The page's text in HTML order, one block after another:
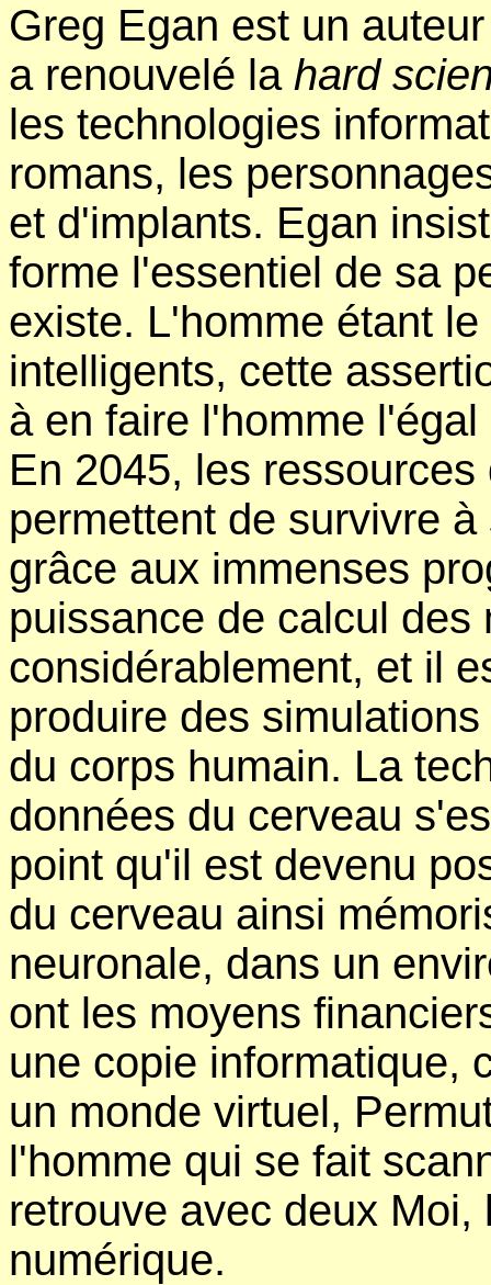
Greg Egan est un
a renouvelé la hard
les technologies
romans, les
et d'implants. Egan
forme l'essentiel de sa
existe. L'homme étant
intelligents, cette
à en faire l'homme
En 2045, les
permettent de survivre
grâce aux immenses
puissance de calcul
considérablement, et il
produire des
du corps humain. La
données du cerveau
point qu'il est devenu
du cerveau ainsi
neuronale, dans un
ont les moyens
une copie informatique,
un monde virtuel,
l'homme qui se fait
retrouve avec deux
numérique.